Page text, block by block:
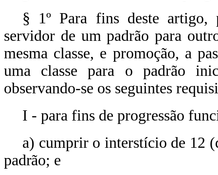
§ 1º Para fins deste artigo,
servidor de um padrão para
mesma classe, e promoção, a
uma classe para o padrão
observando-se os seguintes
I - para fins de progressão
a) cumprir o interstício de 12
padrão; e